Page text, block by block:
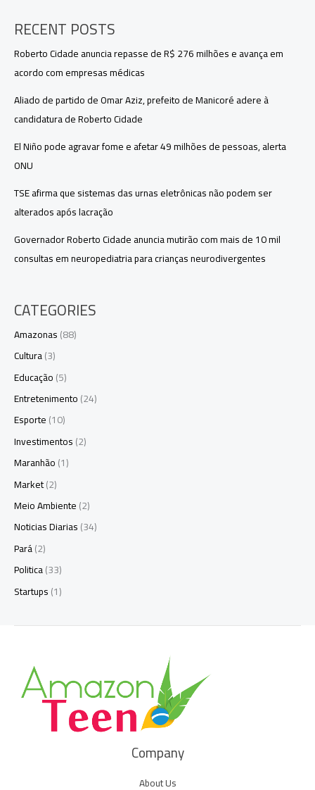
RECENT POSTS
Roberto Cidade anuncia repasse de R$ 276 milhões e avança em
acordo com empresas médicas
Aliado de partido de Omar Aziz, prefeito de Manicoré adere à
candidatura de Roberto Cidade
El Niño pode agravar fome e afetar 49 milhões de pessoas, alerta
ONU
TSE afirma que sistemas das urnas eletrônicas não podem ser
alterados após lacração
Governador Roberto Cidade anuncia mutirão com mais de 10 mil
consultas em neuropediatria para crianças neurodivergentes
CATEGORIES
Amazonas(88)
Cultura(3)
Educação(5)
Entretenimento(24)
Esporte(10)
Investimentos(2)
Maranhão(1)
Market(2)
Meio Ambiente(2)
Noticias Diarias(34)
Pará(2)
Politica(33)
Startups(1)
Company
About Us